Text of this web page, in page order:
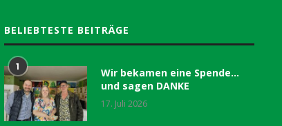
BELIEBTESTE BEITRÄGE
1
Wir bekamen eine Spende…
und sagen DANKE
17. Juli 2026